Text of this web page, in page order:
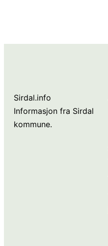
Sirdal.info
Informasjon fra Sirdal
kommune.